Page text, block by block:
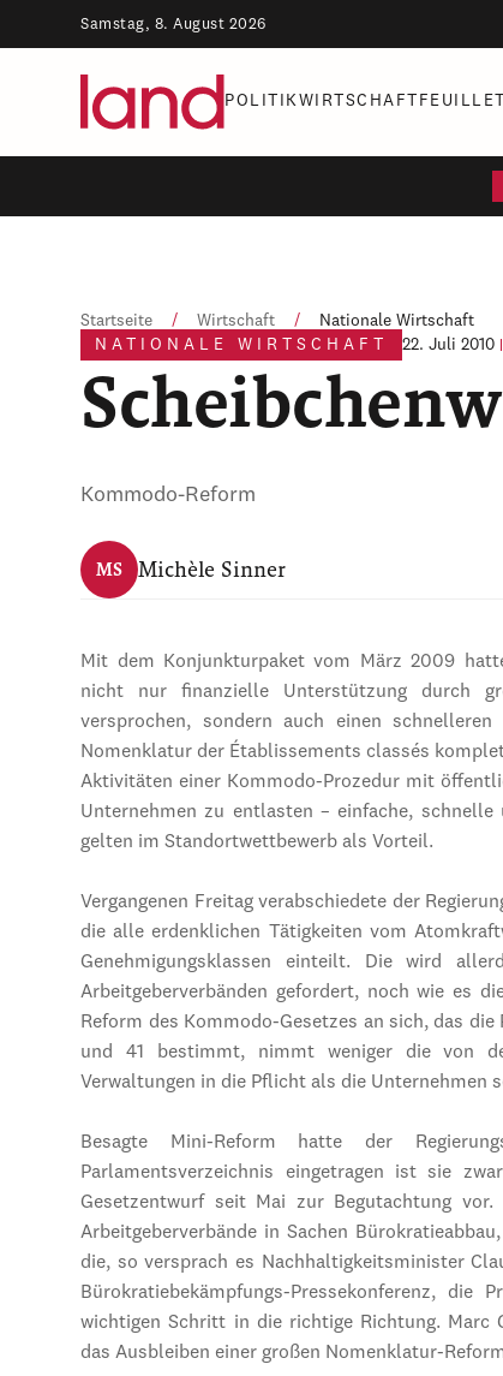
Samstag, 8. August 2026
POLITIKWIRTSCHAFT
Startseite / Wirtschaft /
Nationale Wirtschaft
NATIONALE WIRTSCHAFT
22. Juli 2010
Kommodo-Reform
MS Michèle Sinner
Mit dem Konjunkturpaket vom März 2009
nicht nur finanzielle Unterstützung durch
versprochen, sondern auch einen
Nomenklatur der Établissements classés
Aktivitäten einer Kommodo-Prozedur mit
Unternehmen zu entlasten – einfache, schnelle
gelten im Standortwettbewerb als Vorteil.
Vergangenen Freitag verabschiedete der
die alle erdenklichen Tätigkeiten vom
Genehmigungsklassen einteilt. Die wird
Arbeitgeberverbänden gefordert, noch wie es
Reform des Kommodo-Gesetzes an sich, das
und 41 bestimmt, nimmt weniger die von
Verwaltungen in die Pflicht als die Unternehmen
Besagte Mini-Reform hatte der
Parlamentsverzeichnis eingetragen ist sie
Gesetzentwurf seit Mai zur Begutachtung vor.
Arbeitgeberverbände in Sachen
die, so versprach es Nachhaltigkeitsminister
Bürokratiebekämpfungs-Pressekonferenz,
wichtigen Schritt in die richtige Richtung. Marc
das Ausbleiben einer großen Nomenklatur-